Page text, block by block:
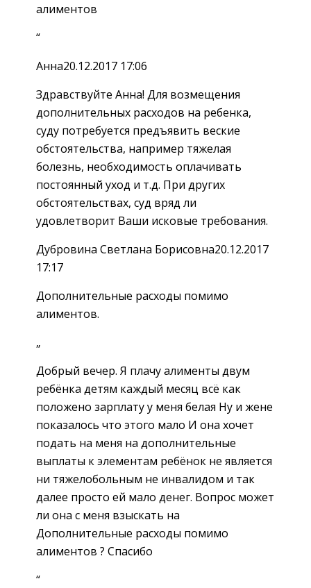
алиментов
“
Анна20.12.2017 17:06
Здравствуйте Анна! Для возмещения
дополнительных расходов на ребенка,
суду потребуется предъявить веские
обстоятельства, например тяжелая
болезнь, необходимость оплачивать
постоянный уход и т.д. При других
обстоятельствах, суд вряд ли
удовлетворит Ваши исковые требования.
Дубровина Светлана Борисовна20.12.2017
17:17
Дополнительные расходы помимо
алиментов.
„
Добрый вечер. Я плачу алименты двум
ребёнка детям каждый месяц всё как
положено зарплату у меня белая Ну и жене
показалось что этого мало И она хочет
подать на меня на дополнительные
выплаты к элементам ребёнок не является
ни тяжелобольным не инвалидом и так
далее просто ей мало денег. Вопрос может
ли она с меня взыскать на
Дополнительные расходы помимо
алиментов ? Спасибо
“